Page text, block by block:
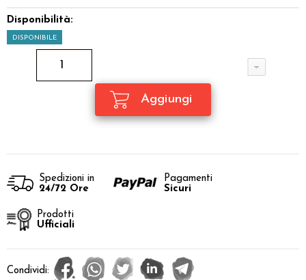
Disponibilità:
DISPONIBILE
Spedizioni in
24/72 Ore
Pagamenti
Sicuri
Prodotti
Ufficiali
Condividi: